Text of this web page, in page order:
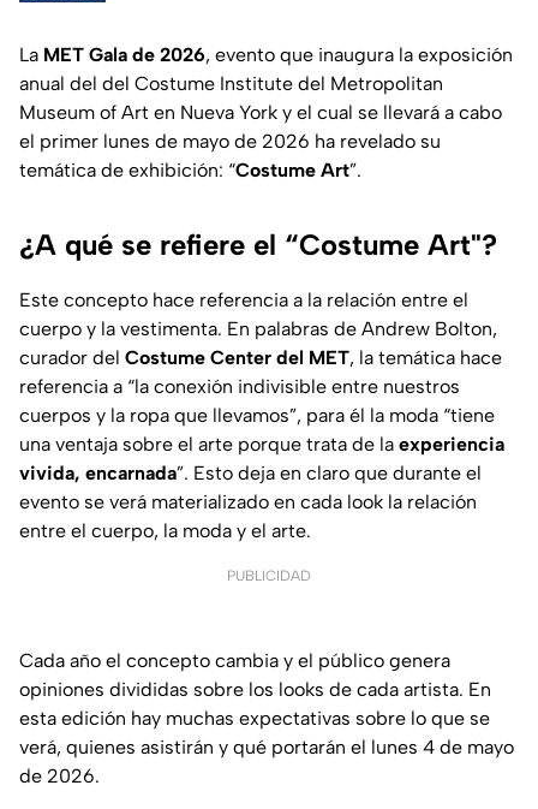
La MET Gala de 2026, evento que inaugura la exposición
anual del del Costume Institute del Metropolitan
Museum of Art en Nueva York y el cual se llevará a cabo
el primer lunes de mayo de 2026 ha revelado su
temática de exhibición: “Costume Art”.
¿A qué se refiere el “Costume Art"?
Este concepto hace referencia a la relación entre el
cuerpo y la vestimenta. En palabras de Andrew Bolton,
curador del Costume Center del MET, la temática hace
referencia a “la conexión indivisible entre nuestros
cuerpos y la ropa que llevamos”, para él la moda “tiene
una ventaja sobre el arte porque trata de la experiencia
vivida, encarnada”. Esto deja en claro que durante el
evento se verá materializado en cada look la relación
entre el cuerpo, la moda y el arte.
PUBLICIDAD
Cada año el concepto cambia y el público genera
opiniones divididas sobre los looks de cada artista. En
esta edición hay muchas expectativas sobre lo que se
verá, quienes asistirán y qué portarán el lunes 4 de mayo
de 2026.